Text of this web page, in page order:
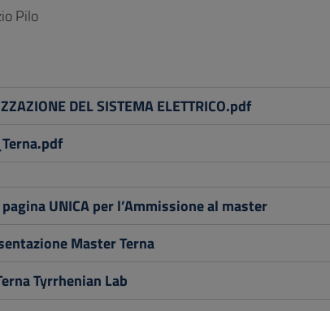
Pilo
DEL SISTEMA ELETTRICO.pdf
UNICA per l’Ammissione al master
Master Terna
Tyrrhenian Lab